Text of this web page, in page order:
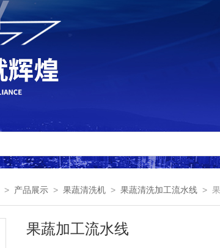
> 产品展示 > 果蔬清洗机 > 果蔬清洗加工流水线 >
果蔬加工流水线